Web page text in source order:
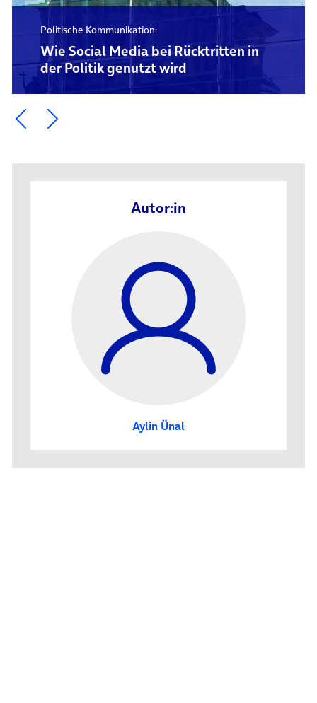
Politische Kommunikation:
Wie Social Media bei Rücktritten in
der Politik genutzt wird
Ein Element zurück blättern
Ein Element weiter blättern
Autor:in
Aylin Ünal